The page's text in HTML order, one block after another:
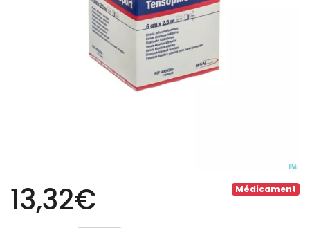
Médicament
13,32€